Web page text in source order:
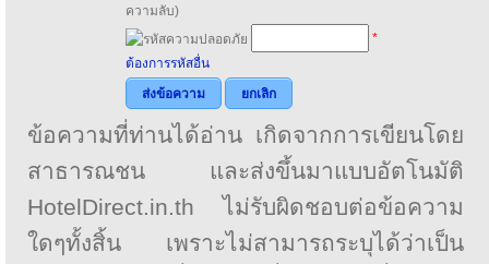
ความลับ)
*
ต้องการรหัสอื่น
ส่งข้อความ
ยกเลิก
ข้อความที่ท่านได้อ่าน เกิดจากการเขียนโดย
สาธารณชน และส่งขึ้นมาแบบอัตโนมัติ
HotelDirect.in.th ไม่รับผิดชอบต่อข้อความ
ใดๆทั้งสิ้น เพราะไม่สามารถระบุได้ว่าเป็น